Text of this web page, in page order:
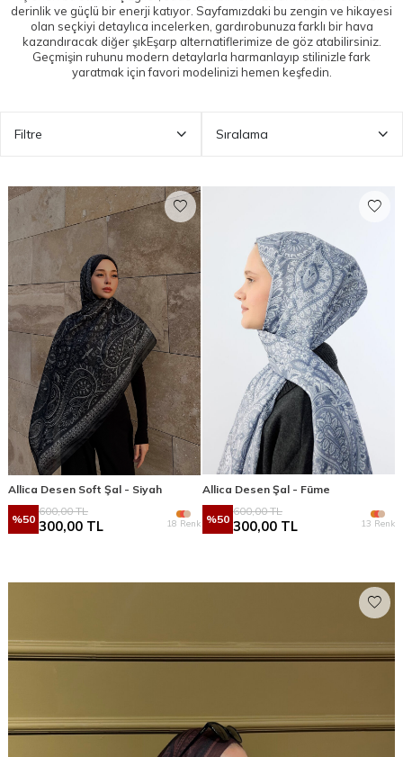
derinlik ve güçlü bir enerji katıyor. Sayfamızdaki bu zengin ve hikayesi
olan seçkiyi detaylıca incelerken, gardırobunuza farklı bir hava
kazandıracak diğer şıkEşarp alternatiflerimize de göz atabilirsiniz.
Geçmişin ruhunu modern detaylarla harmanlayıp stilinizle fark
yaratmak için favori modelinizi hemen keşfedin.
Filtre Sıralama
Allica Desen Soft Şal - Siyah
%50
600,00TL
300,00 TL 18 Renk
Allica Desen Şal - Füme
%50
600,00TL
300,00 TL 13 Renk